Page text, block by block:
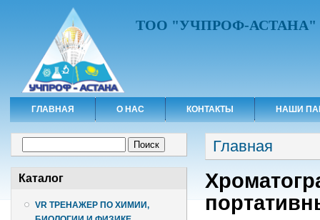
ТОО "УЧПРОФ-АСТАНА"
ГЛАВНАЯ О НАС КОНТАКТЫ НАШИ
Каталог
VR ТРЕНАЖЕР ПО ХИМИИ,
Вы здесь
Главная